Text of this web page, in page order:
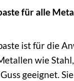
für alle
ist für die
wie
geeignet.